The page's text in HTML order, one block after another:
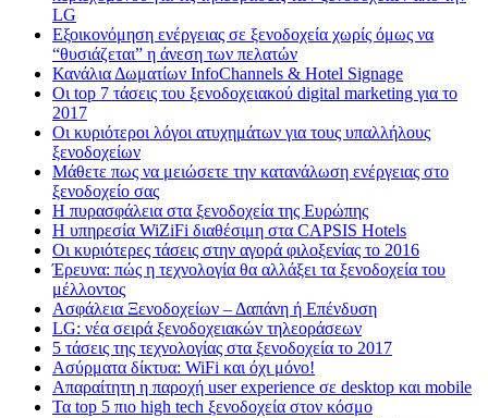
LG
Εξοικονόμηση ενέργειας σε ξενοδοχεία χωρίς όμως να
“θυσιάζεται” η άνεση των πελατών
Κανάλια Δωματίων InfoChannels & Hotel Signage
Οι top 7 τάσεις του ξενοδοχειακού digital marketing για το
2017
Οι κυριότεροι λόγοι ατυχημάτων για τους υπαλλήλους
ξενοδοχείων
Μάθετε πως να μειώσετε την κατανάλωση ενέργειας στο
ξενοδοχείο σας
Η πυρασφάλεια στα ξενοδοχεία της Ευρώπης
Η υπηρεσία WiZiFi διαθέσιμη στα CAPSIS Hotels
Οι κυριότερες τάσεις στην αγορά φιλοξενίας το 2016
Έρευνα: πώς η τεχνολογία θα αλλάξει τα ξενοδοχεία του
μέλλοντος
Ασφάλεια Ξενοδοχείων – Δαπάνη ή Επένδυση
LG: νέα σειρά ξενοδοχειακών τηλεοράσεων
5 τάσεις της τεχνολογίας στα ξενοδοχεία το 2017
Ασύρματα δίκτυα: WiFi και όχι μόνο!
Απαραίτητη η παροχή user experience σε desktop και mobile
Τα top 5 πιο high tech ξενοδοχεία στον κόσμο